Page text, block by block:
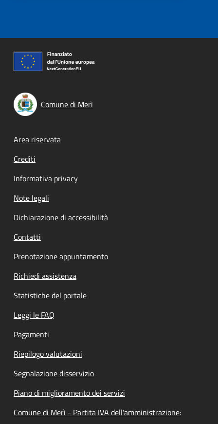
Comune di Merì
Footer menu
Area riservata
Crediti
Informativa privacy
Note legali
Dichiarazione di accessibilità
Contatti
Prenotazione appuntamento
Richiedi assistenza
Statistiche del portale
Leggi le FAQ
Pagamenti
Riepilogo valutazioni
Segnalazione disservizio
Piano di miglioramento dei servizi
Comune di Merì - Partita IVA dell'amministrazione: